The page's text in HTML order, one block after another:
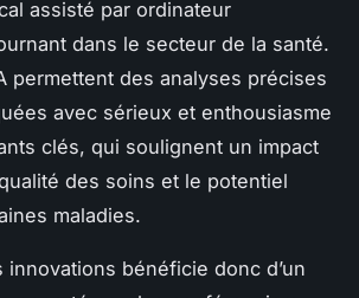
assisté par ordinateur
dans le secteur de la santé.
permettent des analyses précises
avec sérieux et enthousiasme
clés, qui soulignent un impact
des soins et le potentiel
maladies.
innovations bénéficie donc d’un